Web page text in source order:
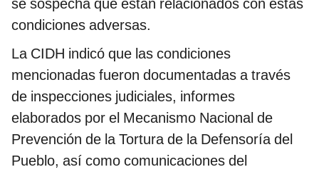
se sospecha que están relacionados con estas
condiciones adversas.
La CIDH indicó que las condiciones
mencionadas fueron documentadas a través
de inspecciones judiciales, informes
elaborados por el Mecanismo Nacional de
Prevención de la Tortura de la Defensoría del
Pueblo, así como comunicaciones del